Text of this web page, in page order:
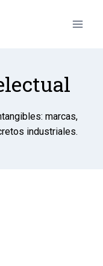
marcas,
industriales.